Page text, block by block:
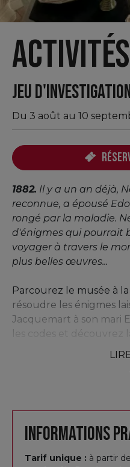
Activités
JEU
Du 3 août au 10
1882. Il y a un an déjà,
reconnue, a épousé
rongé par la maladie.
d'énigmes qui pourrait
voyager à travers le
plus belles œuvres...
Parcourez le musée à
résoudre les énigmes
Jacquemart à son mari
les codes et découvrez
Informations
Tarif unique : à partir